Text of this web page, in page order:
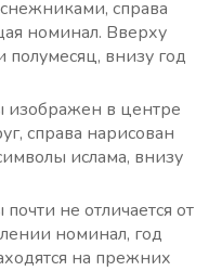
справа
номинал. Вверху
внизу год
изображен в центре
справа нарисован
ислама, внизу
не отличается от
номинал, год
на прежних